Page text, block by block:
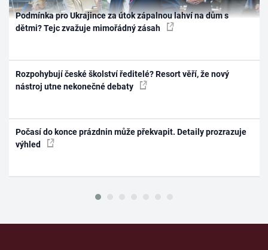
Podmínka pro Ukrajince za útok zápalnou lahví na dům s
dětmi? Tejc zvažuje mimořádný zásah
Rozpohybují české školství ředitelé? Resort věří, že nový
nástroj utne nekonečné debaty
Počasí do konce prázdnin může překvapit. Detaily prozrazuje
výhled